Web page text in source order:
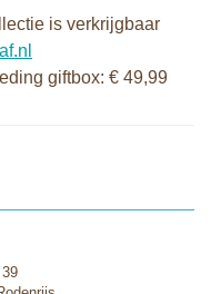
is verkrijgbaar
giftbox: € 49,99